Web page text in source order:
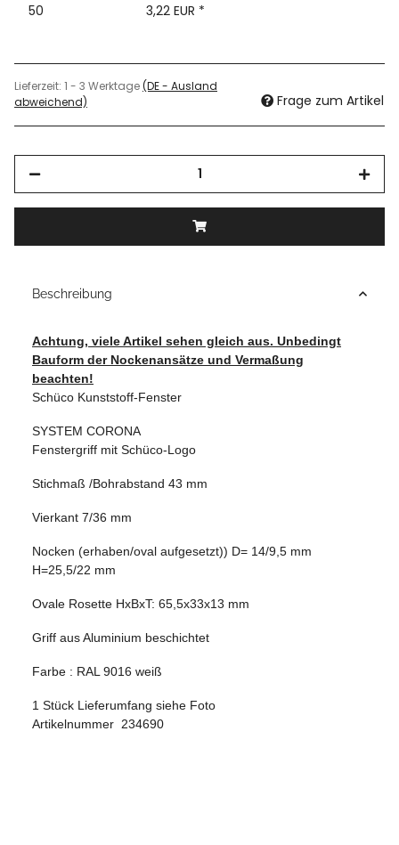
50
3,22 EUR *
Lieferzeit: 1 - 3 Werktage(DE - Ausland
abweichend)
Frage zum Artikel
Beschreibung
Achtung, viele Artikel sehen gleich aus. Unbedingt
Bauform der Nockenansätze und Vermaßung
beachten!
Schüco Kunststoff-Fenster
SYSTEM CORONA
Fenstergriff mit Schüco-Logo
Stichmaß /Bohrabstand 43 mm
Vierkant 7/36 mm
Nocken (erhaben/oval aufgesetzt)) D= 14/9,5 mm
H=25,5/22 mm
Ovale Rosette HxBxT: 65,5x33x13 mm
Griff aus Aluminium beschichtet
Farbe : RAL 9016 weiß
1 Stück Lieferumfang siehe Foto
Artikelnummer 234690